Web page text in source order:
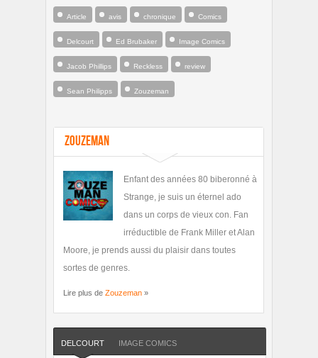
Article avis chronique Comics
Delcourt Ed Brubaker Image Comics
Jacob Phillips Reckless review
Sean Philipps Zouzeman
Zouzeman
Enfant des années 80 biberonné à
Strange, je suis un éternel ado
dans un corps de vieux con. Fan
irréductible de Frank Miller et Alan
Moore, je prends aussi du plaisir dans toutes
sortes de genres.
Lire plus de Zouzeman »
DELCOURT IMAGE COMICS